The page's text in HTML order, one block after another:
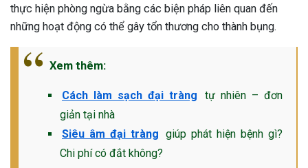
thực hiện phòng ngừa bằng các biện pháp liên quan đến
những hoạt động có thể gây tổn thương cho thành bụng.
Xem thêm:
Cách làm sạch đại tràng
tự nhiên – đơn
giản tại nhà
Siêu âm đại tràng giúp phát hiện bệnh gì?
Chi phí có đắt không?